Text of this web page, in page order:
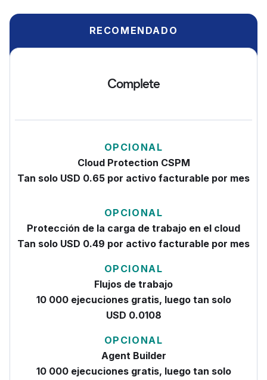
RECOMENDADO
Complete
OPCIONAL
Cloud Protection CSPM
Tan solo USD 0.65 por activo facturable por mes
OPCIONAL
Protección de la carga de trabajo en el cloud
Tan solo USD 0.49 por activo facturable por mes
OPCIONAL
Flujos de trabajo
10 000 ejecuciones gratis, luego tan solo
USD 0.0108
OPCIONAL
Agent Builder
10 000 ejecuciones gratis, luego tan solo